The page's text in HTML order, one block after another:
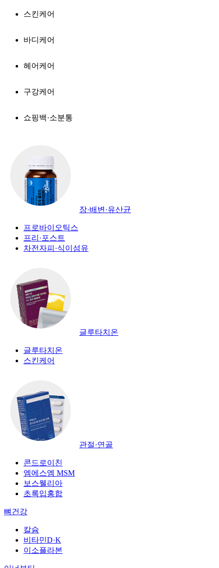
스킨케어
바디케어
헤어케어
구강케어
쇼핑백·소분통
장·배변·유산균
프로바이오틱스
프리·포스트
차전자피·식이섬유
글루타치온
글루타치온
스킨케어
관절·연골
콘드로이친
엠에스엠 MSM
보스웰리아
초록입홍합
뼈건강
칼슘
비타민D·K
이소플라본